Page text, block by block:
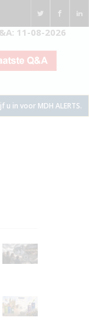
11-08-2026
in voor MDH ALERTS.